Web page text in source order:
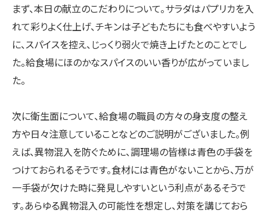
まず、本日の献立のこだわりについて。サラダはパプリカを入
れて彩りよく仕上げ、チキンは子どもたちにも食べやすいよう
に、スパイスを控え、じっくり弱火で焼き上げたとのことでし
た。給食場にほのかなスパイスのいい香りが広がっていまし
た。
次に衛生面について、給食場の職員の方々の身支度の整え
方や日々注意していることなどのご説明がございました。例
えば、異物混入を防ぐために、調理場の皆様は青色の手袋を
つけておられるそうです。食材には青色がないことから、万が
一手袋が欠けた時に発見しやすいという利点があるそうで
す。あらゆる異物混入の可能性を想定し、対策を講じておら